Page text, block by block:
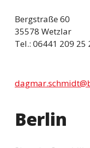
Bergstraße 60
35578 Wetzlar
Tel.: 06441 209 25
Berlin